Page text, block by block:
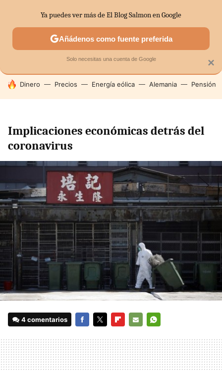
SECTORES ECONOMÍA DOMÉSTICA MERCADOS
HOY SE HABLA DE
Dinero Precios Energía eólica Alemania Pensión
Implicaciones económicas detrás del
coronavirus
4 comentarios
MAIL
×
Ya puedes ver más de El Blog Salmon en Google
Añádenos como fuente preferida
Solo necesitas una cuenta de Google